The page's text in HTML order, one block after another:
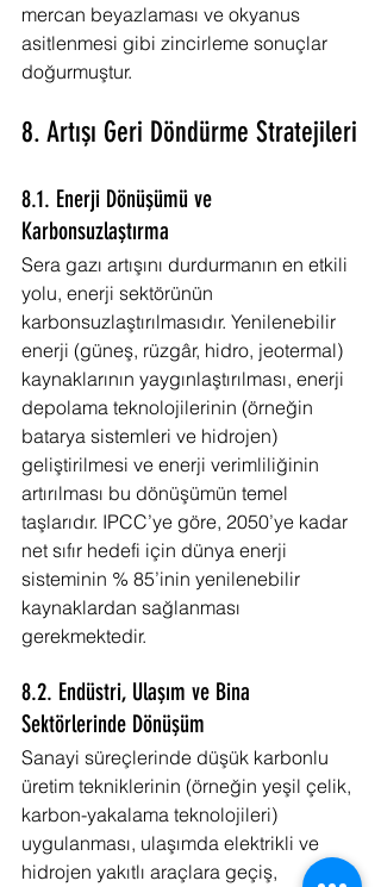
mercan beyazlaması ve okyanus
asitlenmesi gibi zincirleme sonuçlar
doğurmuştur.
8. Artışı Geri Döndürme Stratejileri
8.1. Enerji Dönüşümü ve
Karbonsuzlaştırma
Sera gazı artışını durdurmanın en etkili
yolu, enerji sektörünün
karbonsuzlaştırılmasıdır. Yenilenebilir
enerji (güneş, rüzgâr, hidro, jeotermal)
kaynaklarının yaygınlaştırılması, enerji
depolama teknolojilerinin (örneğin
batarya sistemleri ve hidrojen)
geliştirilmesi ve enerji verimliliğinin
artırılması bu dönüşümün temel
taşlarıdır. IPCC’ye göre, 2050’ye kadar
net sıfır hedefi için dünya enerji
sisteminin % 85’inin yenilenebilir
kaynaklardan sağlanması
gerekmektedir.
8.2. Endüstri, Ulaşım ve Bina
Sektörlerinde Dönüşüm
Sanayi süreçlerinde düşük karbonlu
üretim tekniklerinin (örneğin yeşil çelik,
karbon-yakalama teknolojileri)
uygulanması, ulaşımda elektrikli ve
hidrojen yakıtlı araçlara geçiş,